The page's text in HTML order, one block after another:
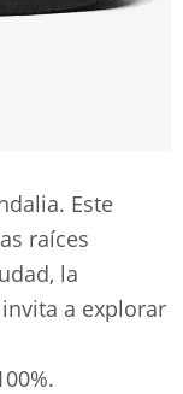
Este
raíces
la
a explorar